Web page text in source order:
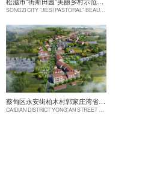
蔡甸区永安街柏木村郭家庄湾省级美丽乡村试点建设项目
CAIDIAN DISTRICT YONG'AN STREET CYPRESS VILLAGE GUOJIAZHUANG BAY PROVINCIAL BEAUTIFUL VILLAGE PILOT CONSTRUCTION PROJECT